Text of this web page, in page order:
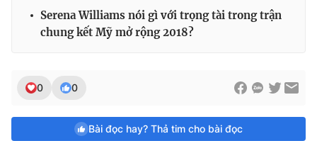
Serena Williams nói gì với trọng tài trong trận
chung kết Mỹ mở rộng 2018?
0 0
Bài đọc hay? Thả tim cho bài đọc